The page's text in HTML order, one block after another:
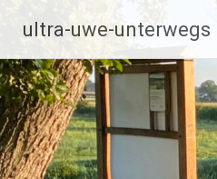
Inhalt
springen
ultra-uwe-unterwegs